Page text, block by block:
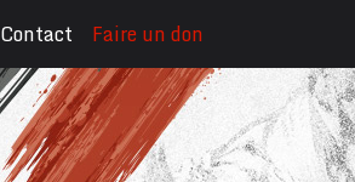
Contact Faire un don